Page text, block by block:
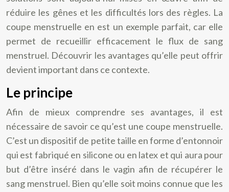
réduire les gênes et les difficultés lors des règles. La
coupe menstruelle en est un exemple parfait, car elle
permet de recueillir efficacement le flux de sang
menstruel. Découvrir les avantages qu’elle peut offrir
devient important dans ce contexte.
Le principe
Afin de mieux comprendre ses avantages, il est
nécessaire de savoir ce qu’est une coupe menstruelle.
C’est un dispositif de petite taille en forme d’entonnoir
qui est fabriqué en silicone ou en latex et qui aura pour
but d’être inséré dans le vagin afin de récupérer le
sang menstruel. Bien qu’elle soit moins connue que les